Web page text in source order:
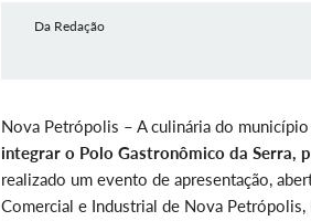
Da Redação
Nova Petrópolis – A culinária do
integrar o Polo Gastronômico da Serra,
realizado um evento de apresentação,
Comercial e Industrial de Nova